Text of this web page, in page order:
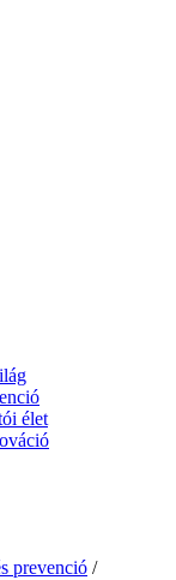
élet
prevenció /